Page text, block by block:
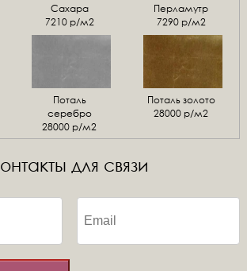
Сахара
7210 р/м2
Перламутр
7290 р/м2
Поталь
серебро
28000 р/м2
Поталь золото
28000 р/м2
для связи